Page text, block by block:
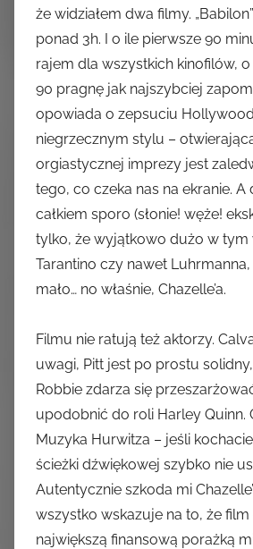
że widziałem dwa filmy.
ponad 3h. I o ile pierwsze 90
rajem dla wszystkich kinofilów,
90 pragnę jak najszybciej
opowiada o zepsuciu
niegrzecznym stylu –
orgiastycznej imprezy jest
tego, co czeka nas na ekranie. A
całkiem sporo (słonie! węże!
tylko, że wyjątkowo dużo w tym
Tarantino czy nawet
mało… no właśnie, Chazelle’a.
Filmu nie ratują też aktorzy.
uwagi, Pitt jest po prostu
Robbie zdarza się
upodobnić do roli Harley Quinn.
Muzyka Hurwitza – jeśli
ścieżki dźwiękowej szybko nie
Autentycznie szkoda mi
wszystko wskazuje na to, że film
największą finansową porażką